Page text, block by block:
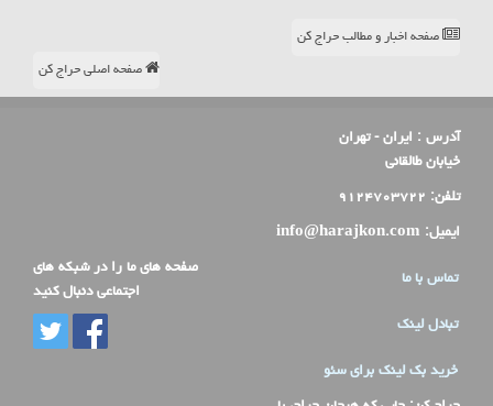
صفحه اخبار و مطالب حراج کن
صفحه اصلی حراج کن
آدرس : ایران - تهران
خیابان طالقانی
تلفن: ۹۱۲۴۷۰۳۷۲۲
ایمیل: info@harajkon.com
تماس با ما
تبادل لینک
خرید بک لینک برای سئو
صفحه های ما را در شبکه های
اجتماعی دنبال کنید